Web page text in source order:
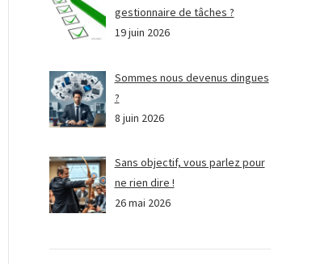
gestionnaire de tâches ?
19 juin 2026
Sommes nous devenus dingues
?
8 juin 2026
Sans objectif, vous parlez pour
ne rien dire !
26 mai 2026